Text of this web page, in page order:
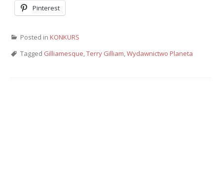
Pinterest
Posted in KONKURS
Tagged Gilliamesque,Terry Gilliam,Wydawnictwo Planeta